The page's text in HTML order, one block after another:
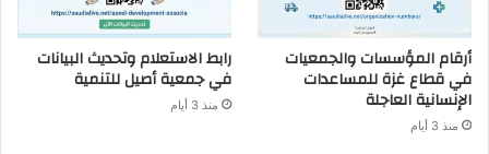
أرقام المؤسسات والجمعيات
في قطاع غزة للمساعدات
الإنسانية العاجلة
منذ 3 أيام
رابط الاستعلام وتحديث البيانات
في جمعية أصيل للتنمية
منذ 3 أيام